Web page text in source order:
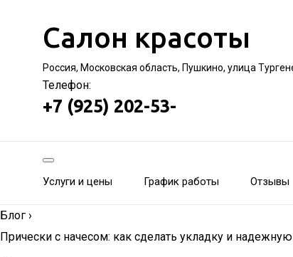
Салон красоты
Россия, Московская область, Пушкино, улица
Телефон:
+7 (925) 202-53-
Услуги и цены График работы Отзывы
Блог ›
Прически с начесом: как сделать укладку и